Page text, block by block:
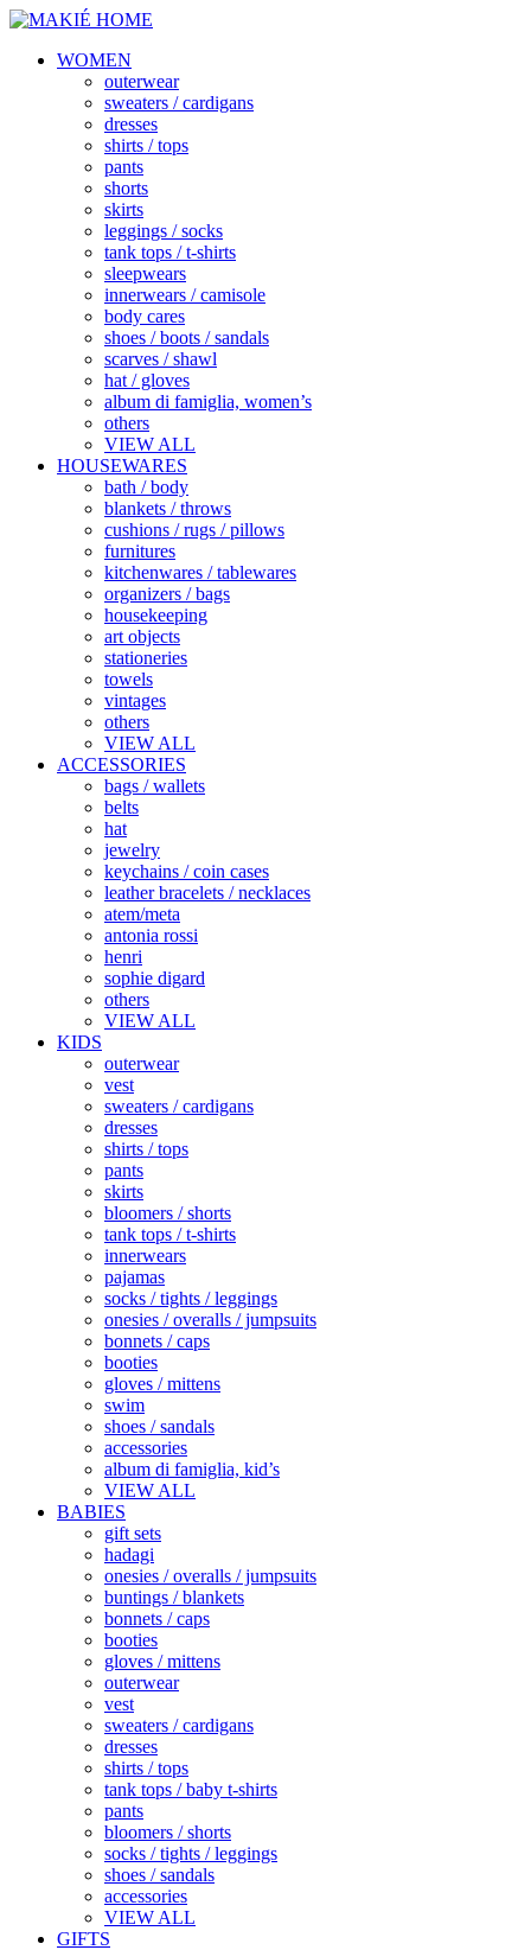
WOMEN
outerwear
sweaters / cardigans
dresses
shirts / tops
pants
shorts
skirts
leggings / socks
tank tops / t-shirts
sleepwears
innerwears / camisole
body cares
shoes / boots / sandals
scarves / shawl
hat / gloves
album di famiglia, women’s
others
VIEW ALL
HOUSEWARES
bath / body
blankets / throws
cushions / rugs / pillows
furnitures
kitchenwares / tablewares
organizers / bags
housekeeping
art objects
stationeries
towels
vintages
others
VIEW ALL
ACCESSORIES
bags / wallets
belts
hat
jewelry
keychains / coin cases
leather bracelets / necklaces
atem/meta
antonia rossi
henri
sophie digard
others
VIEW ALL
KIDS
outerwear
vest
sweaters / cardigans
dresses
shirts / tops
pants
skirts
bloomers / shorts
tank tops / t-shirts
innerwears
pajamas
socks / tights / leggings
onesies / overalls / jumpsuits
bonnets / caps
booties
gloves / mittens
swim
shoes / sandals
accessories
album di famiglia, kid’s
VIEW ALL
BABIES
gift sets
hadagi
onesies / overalls / jumpsuits
buntings / blankets
bonnets / caps
booties
gloves / mittens
outerwear
vest
sweaters / cardigans
dresses
shirts / tops
tank tops / baby t-shirts
pants
bloomers / shorts
socks / tights / leggings
shoes / sandals
accessories
VIEW ALL
GIFTS